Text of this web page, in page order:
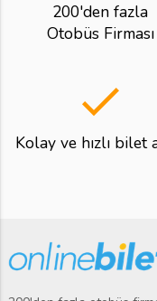
200'den fazla
Otobüs Firması
done
Kolay ve hızlı bilet